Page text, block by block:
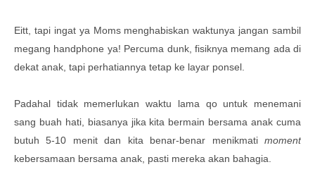
Eitt, tapi ingat ya Moms menghabiskan waktunya jangan sambil
megang handphone ya! Percuma dunk, fisiknya memang ada di
dekat anak, tapi perhatiannya tetap ke layar ponsel.
Padahal tidak memerlukan waktu lama qo untuk menemani
sang buah hati, biasanya jika kita bermain bersama anak cuma
butuh 5-10 menit dan kita benar-benar menikmati moment
kebersamaan bersama anak, pasti mereka akan bahagia.